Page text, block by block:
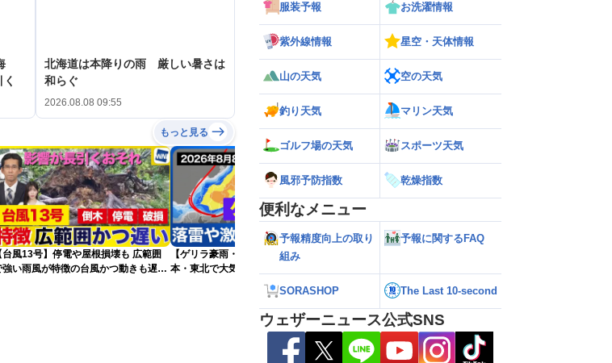
北海道は本降りの雨 厳しい暑さは
和らぐ
2026.08.08 09:55
もっと見る
台風13号】停電や屋根損壊も 広範囲
強い雨風が特徴の台風かつ動きも遅く
【ゲリラ豪雨・落雷警戒】午後は東日
本・東北で大気の状態が非常に不安定に
服装予報 お洗濯情報
紫外線情報 星空・天体情報
山の天気 空の天気
釣り天気 マリン天気
ゴルフ場の天気 スポーツ天気
風邪予防指数 乾燥指数
便利なメニュー
予報精度向上の取り
組み
予報に関するFAQ
SORASHOP The Last 10-second
ウェザーニュース公式SNS